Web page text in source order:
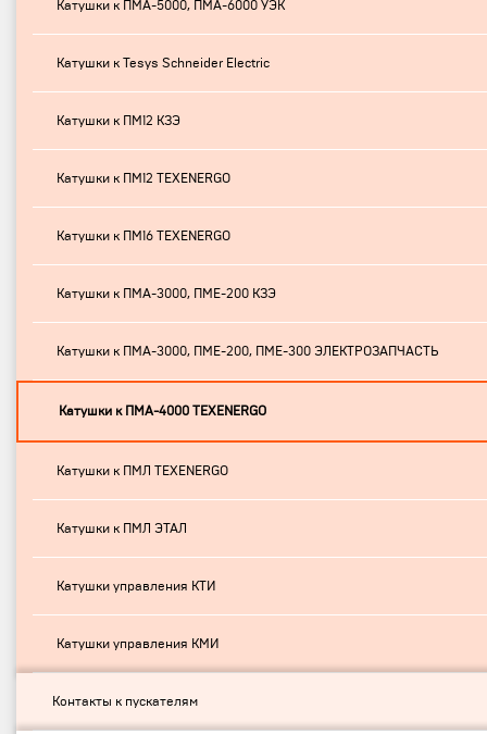
Катушки к ПМА-5000, ПМА-6000 УЭК
Катушки к Tesys Schneider Electric
Катушки к ПМ12 КЗЭ
Катушки к ПМ12 TEXENERGO
Катушки к ПМ16 TEXENERGO
Катушки к ПМА-3000, ПМЕ-200 КЗЭ
Катушки к ПМА-3000, ПМЕ-200, ПМЕ-300 ЭЛЕКТРОЗАПЧАСТЬ
Катушки к ПМА-4000 TEXENERGO
Катушки к ПМЛ TEXENERGO
Катушки к ПМЛ ЭТАЛ
Катушки управления КTИ
Катушки управления КМИ
Контакты к пускателям